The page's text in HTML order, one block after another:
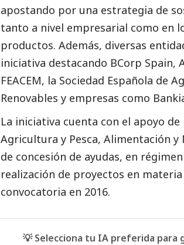
apostando por una estrategia de
tanto a nivel empresarial como en
productos. Además, diversas
iniciativa destacando BCorp Spain,
FEACEM, la Sociedad Española de
Renovables y empresas como
La iniciativa cuenta con el apoyo
Agricultura y Pesca, Alimentación
de concesión de ayudas, en
realización de proyectos en materia
convocatoria en 2016.
💡 Selecciona tu IA preferida para